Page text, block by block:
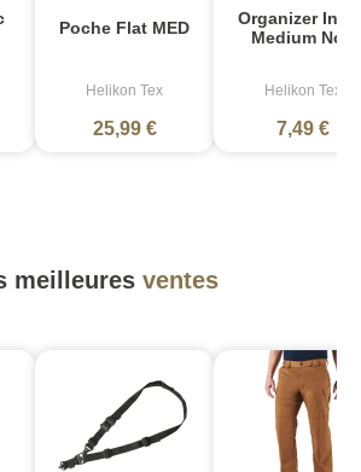
Poche Flat MED
Helikon Tex
25,99 €
Organizer
Medium Noir
Helikon Tex
7,49 €
meilleures ventes